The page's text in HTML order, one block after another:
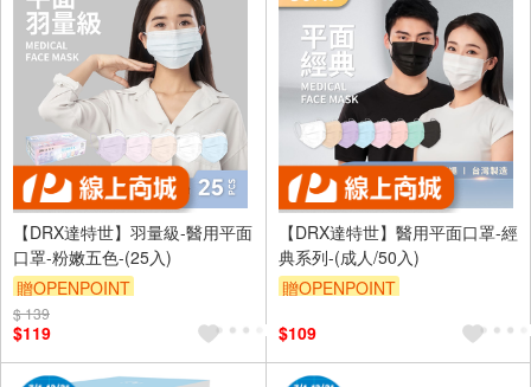
【DRX達特世】羽量級-醫用平面
口罩-粉嫩五色-(25入)
贈OPENPOINT
$ 139
$119
【DRX達特世】醫用平面口罩-經
典系列-(成人/50入)
贈OPENPOINT
$109